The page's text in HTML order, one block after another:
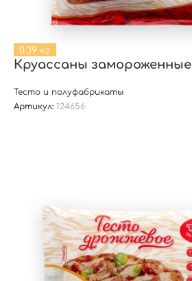
0.39 кг
Круассаны замороженные
Тесто и полуфабрикаты
Артикул: 124656